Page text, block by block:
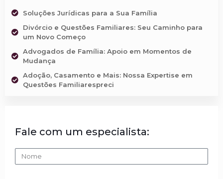
Soluções Jurídicas para a Sua Família
Divórcio e Questões Familiares: Seu Caminho para
um Novo Começo
Advogados de Família: Apoio em Momentos de
Mudança
Adoção, Casamento e Mais: Nossa Expertise em
Questões Familiarespreci
Fale com um especialista: